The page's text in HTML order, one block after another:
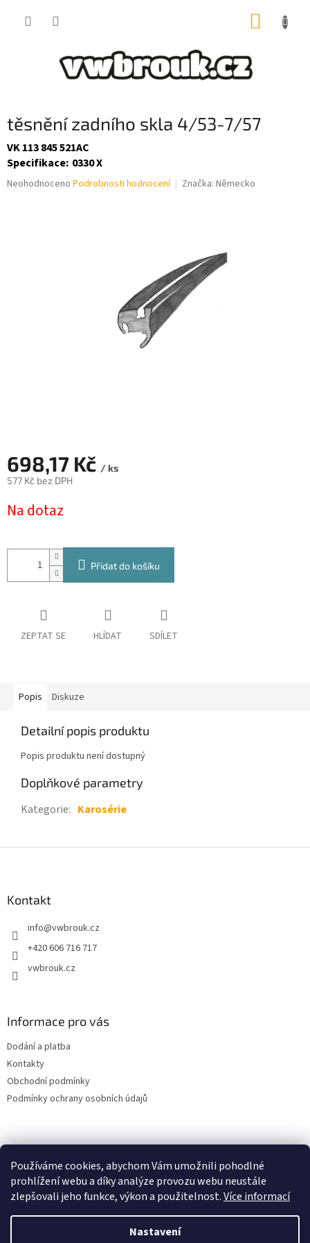
Používáme cookies, abychom Vám umožnili pohodlné
prohlížení webu a díky analýze provozu webu neustále
zlepšovali jeho funkce, výkon a použitelnost.Více informací
Nastavení
těsnění zadního skla 4/53-7/57
VK 113 845 521AC
Specifikace: 0330 X
Průměrné
Neohodnoceno Podrobnosti hodnocení Značka: Německo
698,17 Kč / ks
577 Kč bez DPH
cena:
Na dotaz
Přidat do košíku
ZEPTAT SE HLÍDAT SDÍLET
Popis Diskuze
Detailní popis produktu
Popis produktu není dostupný
Doplňkové parametry
Kategorie: Karosérie
Kontakt
info@vwbrouk.cz
+420 606 716 717
vwbrouk.cz
Informace pro vás
Dodání a platba
Kontakty
Obchodní podmínky
Podmínky ochrany osobních údajů
Vytvořil Shoptet